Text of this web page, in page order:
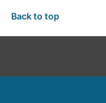
Back to top